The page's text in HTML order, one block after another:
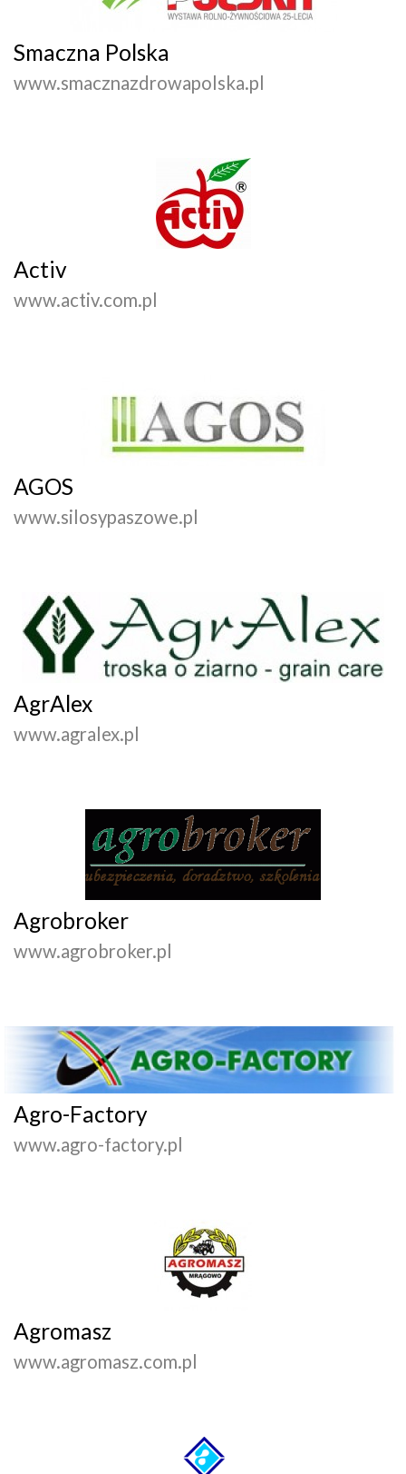
Smaczna Polska
www.smacznazdrowapolska.pl
Activ
www.activ.com.pl
AGOS
www.silosypaszowe.pl
AgrAlex
www.agralex.pl
Agrobroker
www.agrobroker.pl
Agro-Factory
www.agro-factory.pl
Agromasz
www.agromasz.com.pl